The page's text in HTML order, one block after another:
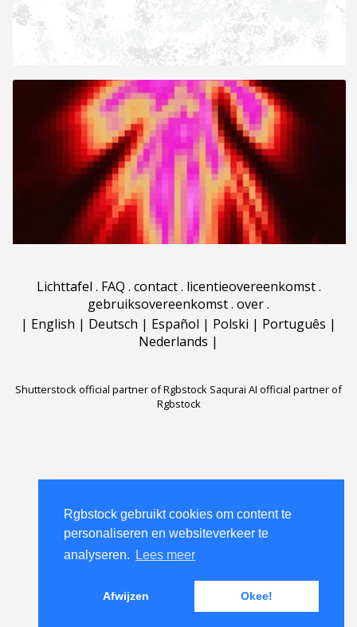
Rgbstock gebruikt cookies om content te
personaliseren en websiteverkeer te
analyseren.
Lees meer
Afwijzen Okee!
Rgbstock gebruikt cookies om content te
personaliseren en websiteverkeer te
analyseren.
Lees meer
Afwijzen Okee!
Lichttafel . FAQ . contact. licentieovereenkomst.
gebruiksovereenkomst. over.
| English | Deutsch | Español | Polski | Português |
Nederlands |
Shutterstock official partner of Rgbstock Saqurai AI official partner of
Rgbstock